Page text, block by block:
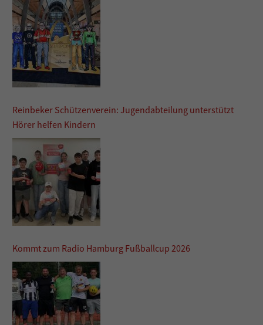
Reinbeker Schützenverein: Jugendabteilung unterstützt
Hörer helfen Kindern
Kommt zum Radio Hamburg Fußballcup 2026